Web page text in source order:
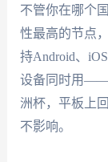
不管你在哪个
性最高的节点
持Android、
设备同时用——
洲杯，平板上
不影响。